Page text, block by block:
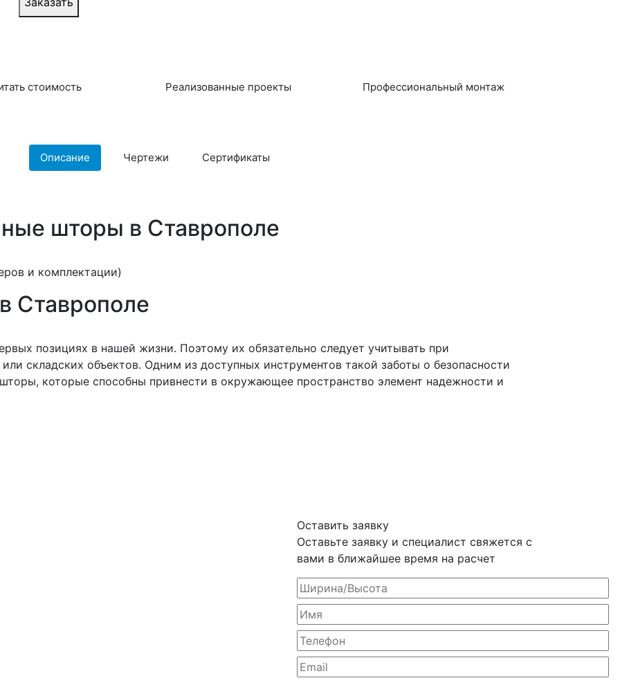
стоимость Реализованные проекты Профессиональный монтаж
Описание Чертежи Сертификаты
шторы в Ставрополе
и комплектации)
Ставрополе
позициях в нашей жизни. Поэтому их обязательно следует учитывать при
складских объектов. Одним из доступных инструментов такой заботы о безопасности
которые способны привнести в окружающее пространство элемент надежности и
Оставить заявку
Оставьте заявку и специалист свяжется с
вами в ближайшее время на расчет